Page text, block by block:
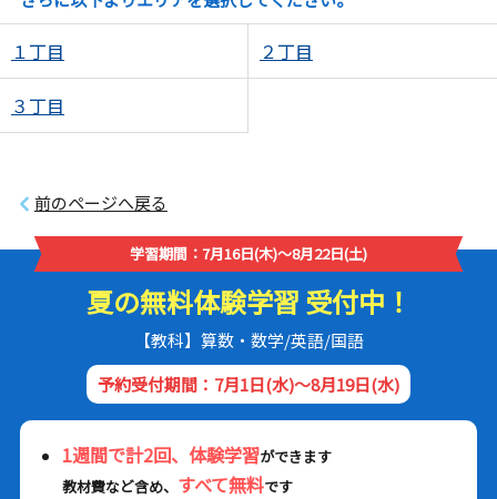
１丁目 ２丁目
３丁目
前のページへ戻る
学習期間：7月16日(木)～8月22日(土)
夏の無料体験学習 受付中！
【教科】算数・数学/英語/国語
予約受付期間：7月1日(水)～8月19日(水)
1週間で計2回、体験学習ができます
教材費など含め、 すべて無料です